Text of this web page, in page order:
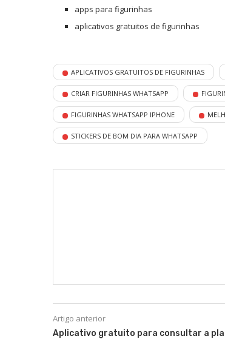
apps para figurinhas
aplicativos gratuitos de figurinhas
APLICATIVOS GRATUITOS DE FIGURINHAS
CRIAR FIGURINHAS WHATSAPP
FIGURINHAS WHATSAPP IPHONE
STICKERS DE BOM DIA PARA WHATSAPP
Artigo anterior
Aplicativo gratuito para consultar a